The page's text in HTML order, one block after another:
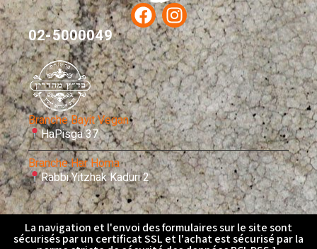
02-5000049
Branche Bayit Vegan
HaPisga 37
Branche Har Homa
Rabbi Yitzhak Kaduri 2
La navigation et l'envoi des formulaires sur le site sont
sécurisés par un certificat SSL et l'achat est sécurisé par la